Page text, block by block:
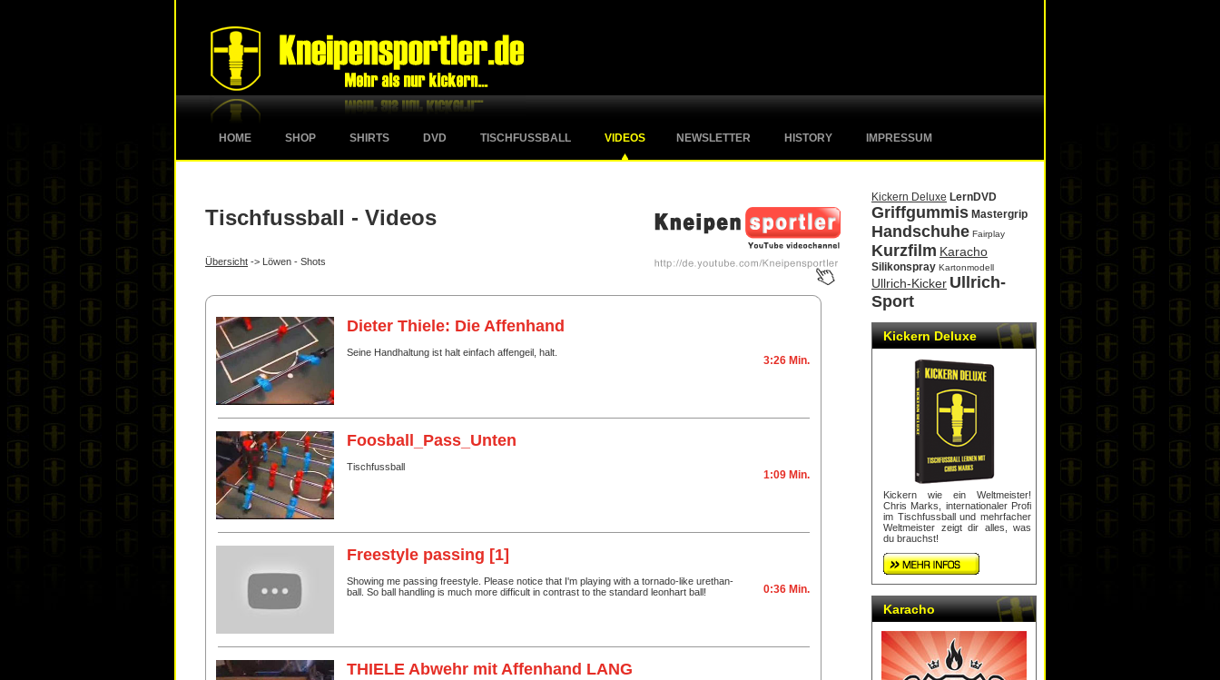
HOME SHOP SHIRTS DVD TISCHFUSSBALL VIDEOS NEWSLETTER HISTORY IMPRESSUM
Tischfussball - Videos
Übersicht -> Löwen - Shots
Dieter Thiele: Die Affenhand
Seine Handhaltung ist halt einfach affengeil, halt.
3:26 Min.
Foosball_Pass_Unten
Tischfussball
1:09 Min.
Freestyle passing [1]
Showing me passing freestyle. Please notice that I'm playing with a tornado-like urethan-
ball. So ball handling is much more difficult in contrast to the standard leonhart ball!
0:36 Min.
THIELE Abwehr mit Affenhand LANG
Kickern Deluxe LernDVD
Griffgummis Mastergrip
Handschuhe Fairplay
Kurzfilm Karacho
Silikonspray Kartonmodell
Ullrich-Kicker Ullrich-
Sport
Kickern Deluxe
Kickern wie ein Weltmeister!
Chris Marks, internationaler Profi
im Tischfussball und mehrfacher
Weltmeister zeigt dir alles, was
du brauchst!
Karacho